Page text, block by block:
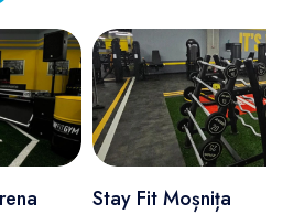
Stay Fit Moșnița